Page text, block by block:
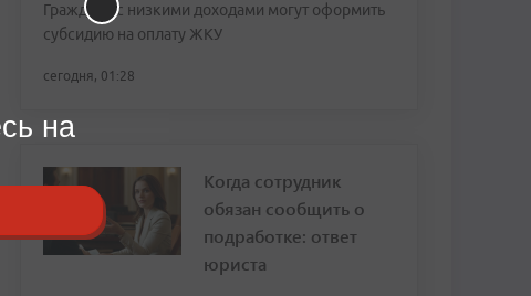
Граждане с низкими доходами могут оформить
субсидию на оплату ЖКУ
сегодня, 01:28
Когда сотрудник
обязан сообщить о
подработке: ответ
юриста
на